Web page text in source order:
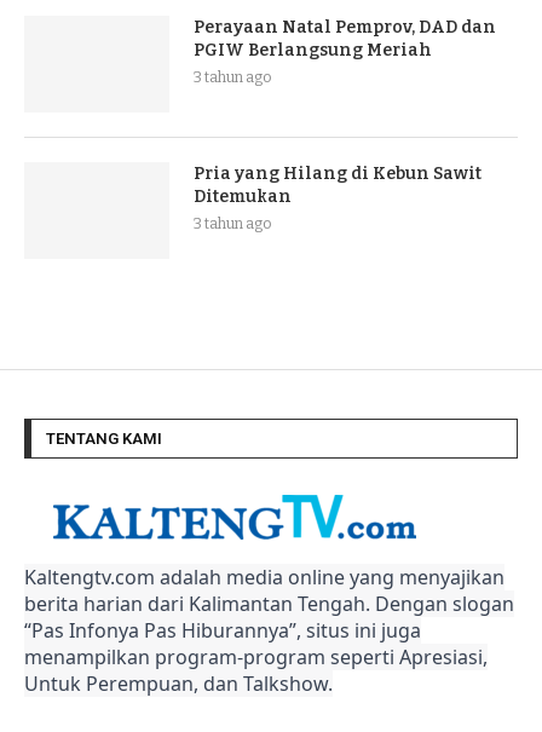
Perayaan Natal Pemprov, DAD dan
PGIW Berlangsung Meriah
3 tahun ago
Pria yang Hilang di Kebun Sawit
Ditemukan
3 tahun ago
TENTANG KAMI
Kaltengtv.com adalah media online yang menyajikan
berita harian dari Kalimantan Tengah. Dengan slogan
“Pas Infonya Pas Hiburannya”, situs ini juga
menampilkan program-program seperti Apresiasi,
Untuk Perempuan, dan Talkshow.